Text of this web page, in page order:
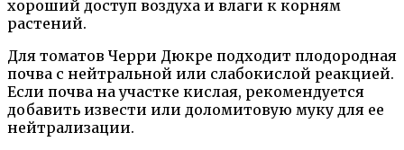
хороший доступ воздуха и влаги к корням
растений.
Для томатов Черри Дюкре подходит плодородная
почва с нейтральной или слабокислой реакцией.
Если почва на участке кислая, рекомендуется
добавить извести или доломитовую муку для ее
нейтрализации.